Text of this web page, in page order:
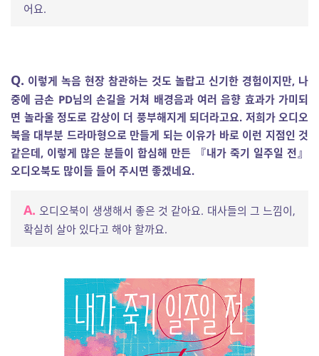
어요.
Q. 이렇게 녹음 현장 참관하는 것도 놀랍고 신기한 경험이지만, 나
중에 금손 PD님의 손길을 거쳐 배경음과 여러 음향 효과가 가미되
면 놀라울 정도로 감상이 더 풍부해지게 되더라고요. 저희가 오디오
북을 대부분 드라마형으로 만들게 되는 이유가 바로 이런 지점인 것
같은데, 이렇게 많은 분들이 합심해 만든 『내가 죽기 일주일 전』
오디오북도 많이들 들어 주시면 좋겠네요.
A. 오디오북이 생생해서 좋은 것 같아요. 대사들의 그 느낌이,
확실히 살아 있다고 해야 할까요.